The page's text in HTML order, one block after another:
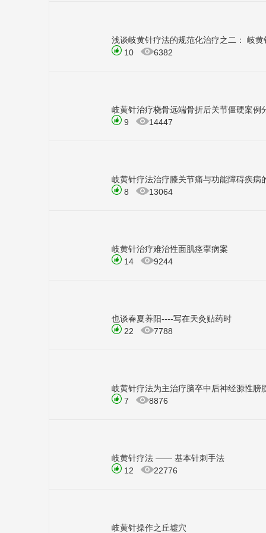
浅谈岐黄针疗法的规范化治疗之二： 岐黄
10
6382
岐黄针治疗桡骨远端骨折后关节僵硬案例
9
14447
岐黄针疗法治疗膝关节痛与功能障碍疾病
8
13064
岐黄针治疗难治性面肌痉挛病案
14
9244
也谈春夏养阳----写在天灸贴药时
22
7788
岐黄针疗法为主治疗脑卒中后神经源性膀
7
8876
岐黄针疗法 —— 基本针刺手法
12
22776
岐黄针操作之丘墟穴